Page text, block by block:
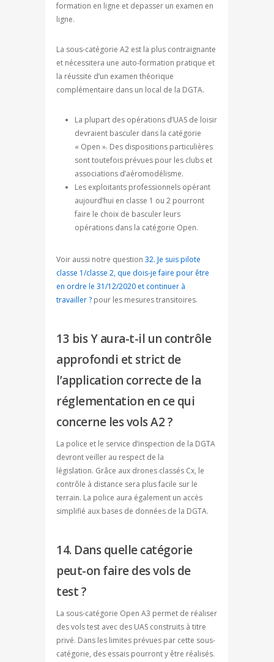
formation en ligne et depasser un examen en
ligne.
La sous-catégorie A2 est la plus contraignante
et nécessitera une auto-formation pratique et
la réussite d’un examen théorique
complémentaire dans un local de la DGTA.
La plupart des opérations d’UAS de loisir
devraient basculer dans la catégorie
« Open ». Des dispositions particulières
sont toutefois prévues pour les clubs et
associations d’aéromodélisme.
Les exploitants professionnels opérant
aujourd’hui en classe 1 ou 2 pourront
faire le choix de basculer leurs
opérations dans la catégorie Open.
Voir aussi notre question 32. Je suis pilote
classe 1/classe 2, que dois-je faire pour être
en ordre le 31/12/2020 et continuer à
travailler ? pour les mesures transitoires.
13 bis Y aura-t-il un contrôle
approfondi et strict de
l’application correcte de la
réglementation en ce qui
concerne les vols A2 ?
La police et le service d’inspection de la DGTA
devront veiller au respect de la
législation. Grâce aux drones classés Cx, le
contrôle à distance sera plus facile sur le
terrain. La police aura également un accès
simplifié aux bases de données de la DGTA.
14. Dans quelle catégorie
peut-on faire des vols de
test ?
La sous-catégorie Open A3 permet de réaliser
des vols test avec des UAS construits à titre
privé. Dans les limites prévues par cette sous-
catégorie, des essais pourront y être réalisés.